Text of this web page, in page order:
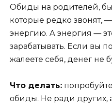
Обиды на родителей,
которые редко звонят, —
энергию. А энергия —
зарабатывать. Если вы
жалеете себя, денег не
Что делать:
обиды. Не ради других,